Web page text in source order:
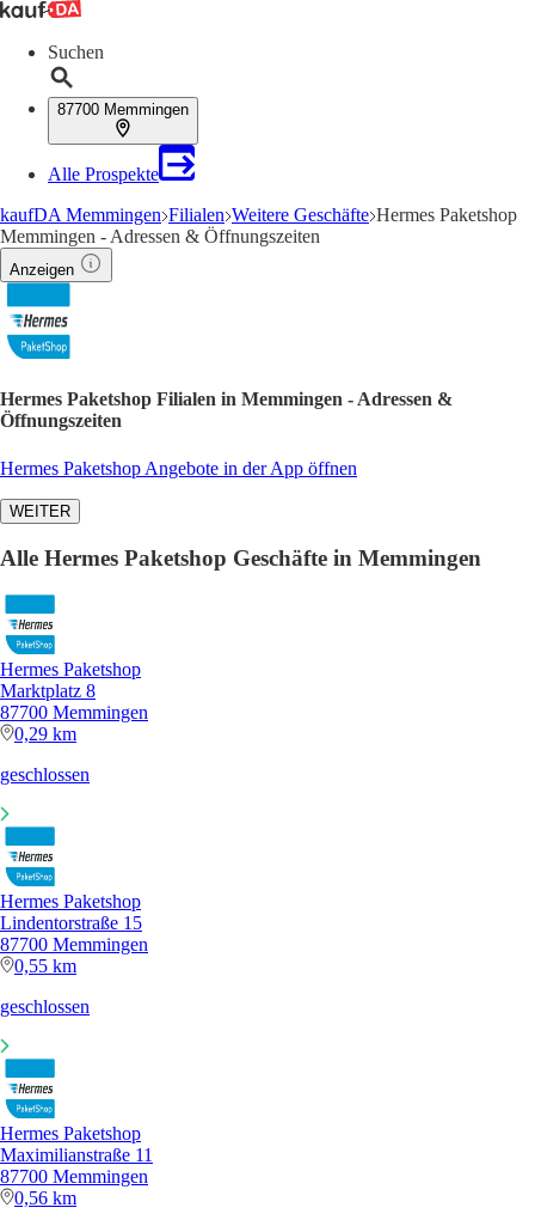
Suchen
87700 Memmingen
Alle Prospekte
kaufDA Memmingen Filialen Weitere Geschäfte Hermes Paketshop
Memmingen - Adressen & Öffnungszeiten
Anzeigen
Hermes Paketshop Filialen in Memmingen - Adressen &
Öffnungszeiten
Hermes Paketshop Angebote in der App öffnen
WEITER
Alle Hermes Paketshop Geschäfte in Memmingen
Hermes Paketshop
Marktplatz 8
87700 Memmingen
0,29 km
geschlossen
Hermes Paketshop
Lindentorstraße 15
87700 Memmingen
0,55 km
geschlossen
Hermes Paketshop
Maximilianstraße 11
87700 Memmingen
0,56 km